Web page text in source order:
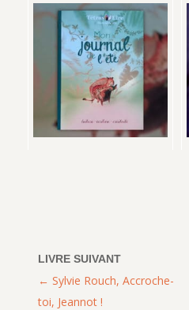
Sylvie Rouch, Accroche-
toi, Jeannot !